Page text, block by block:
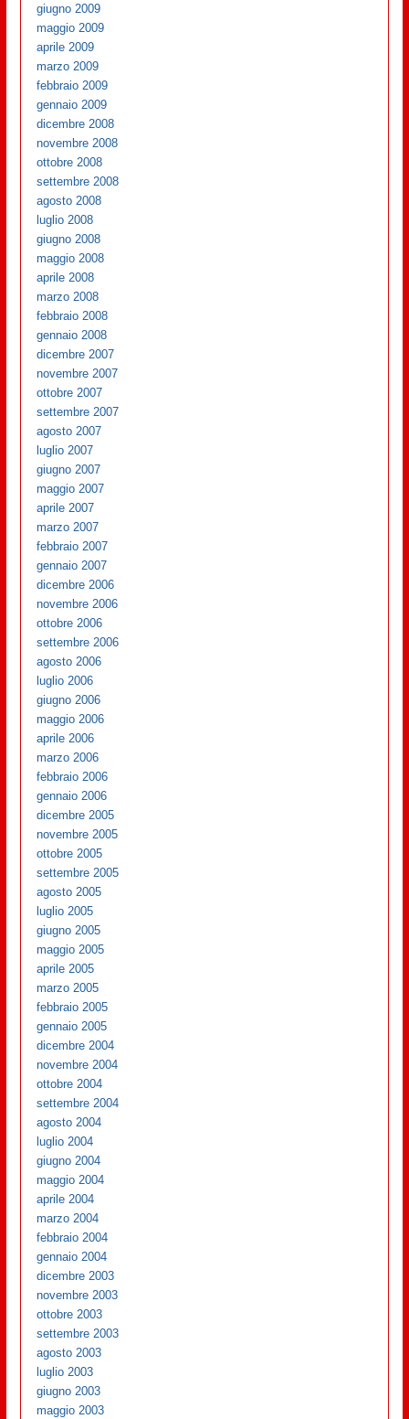
giugno 2009
maggio 2009
aprile 2009
marzo 2009
febbraio 2009
gennaio 2009
dicembre 2008
novembre 2008
ottobre 2008
settembre 2008
agosto 2008
luglio 2008
giugno 2008
maggio 2008
aprile 2008
marzo 2008
febbraio 2008
gennaio 2008
dicembre 2007
novembre 2007
ottobre 2007
settembre 2007
agosto 2007
luglio 2007
giugno 2007
maggio 2007
aprile 2007
marzo 2007
febbraio 2007
gennaio 2007
dicembre 2006
novembre 2006
ottobre 2006
settembre 2006
agosto 2006
luglio 2006
giugno 2006
maggio 2006
aprile 2006
marzo 2006
febbraio 2006
gennaio 2006
dicembre 2005
novembre 2005
ottobre 2005
settembre 2005
agosto 2005
luglio 2005
giugno 2005
maggio 2005
aprile 2005
marzo 2005
febbraio 2005
gennaio 2005
dicembre 2004
novembre 2004
ottobre 2004
settembre 2004
agosto 2004
luglio 2004
giugno 2004
maggio 2004
aprile 2004
marzo 2004
febbraio 2004
gennaio 2004
dicembre 2003
novembre 2003
ottobre 2003
settembre 2003
agosto 2003
luglio 2003
giugno 2003
maggio 2003